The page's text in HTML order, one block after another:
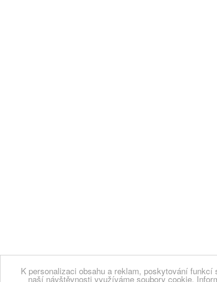
K personalizaci obsahu a reklam, poskytování
naší návštěvnosti využíváme soubory cookie.